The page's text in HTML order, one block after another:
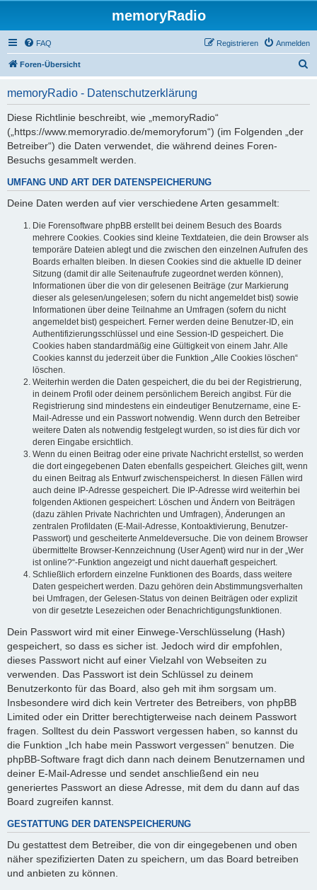
memoryRadio
FAQ Anmelden
Registrieren
Foren-Übersicht
memoryRadio - Datenschutzerklärung
Diese Richtlinie beschreibt, wie „memoryRadio“
(„https://www.memoryradio.de/memoryforum“) (im Folgenden „der
Betreiber“) die Daten verwendet, die während deines Foren-
Besuchs gesammelt werden.
UMFANG UND ART DER DATENSPEICHERUNG
Deine Daten werden auf vier verschiedene Arten gesammelt:
Die Forensoftware phpBB erstellt bei deinem Besuch des Boards
mehrere Cookies. Cookies sind kleine Textdateien, die dein Browser als
temporäre Dateien ablegt und die zwischen den einzelnen Aufrufen des
Boards erhalten bleiben. In diesen Cookies sind die aktuelle ID deiner
Sitzung (damit dir alle Seitenaufrufe zugeordnet werden können),
Informationen über die von dir gelesenen Beiträge (zur Markierung
dieser als gelesen/ungelesen; sofern du nicht angemeldet bist) sowie
Informationen über deine Teilnahme an Umfragen (sofern du nicht
angemeldet bist) gespeichert. Ferner werden deine Benutzer-ID, ein
Authentifizierungsschlüssel und eine Session-ID gespeichert. Die
Cookies haben standardmäßig eine Gültigkeit von einem Jahr. Alle
Cookies kannst du jederzeit über die Funktion „Alle Cookies löschen“
löschen.
Weiterhin werden die Daten gespeichert, die du bei der Registrierung,
in deinem Profil oder deinem persönlichem Bereich angibst. Für die
Registrierung sind mindestens ein eindeutiger Benutzername, eine E-
Mail-Adresse und ein Passwort notwendig. Wenn durch den Betreiber
weitere Daten als notwendig festgelegt wurden, so ist dies für dich vor
deren Eingabe ersichtlich.
Wenn du einen Beitrag oder eine private Nachricht erstellst, so werden
die dort eingegebenen Daten ebenfalls gespeichert. Gleiches gilt, wenn
du einen Beitrag als Entwurf zwischenspeicherst. In diesen Fällen wird
auch deine IP-Adresse gespeichert. Die IP-Adresse wird weiterhin bei
folgenden Aktionen gespeichert: Löschen und Ändern von Beiträgen
(dazu zählen Private Nachrichten und Umfragen), Änderungen an
zentralen Profildaten (E-Mail-Adresse, Kontoaktivierung, Benutzer-
Passwort) und gescheiterte Anmeldeversuche. Die von deinem Browser
übermittelte Browser-Kennzeichnung (User Agent) wird nur in der „Wer
ist online?“-Funktion angezeigt und nicht dauerhaft gespeichert.
Schließlich erfordern einzelne Funktionen des Boards, dass weitere
Daten gespeichert werden. Dazu gehören dein Abstimmungsverhalten
bei Umfragen, der Gelesen-Status von deinen Beiträgen oder explizit
von dir gesetzte Lesezeichen oder Benachrichtigungsfunktionen.
Dein Passwort wird mit einer Einwege-Verschlüsselung (Hash)
gespeichert, so dass es sicher ist. Jedoch wird dir empfohlen,
dieses Passwort nicht auf einer Vielzahl von Webseiten zu
verwenden. Das Passwort ist dein Schlüssel zu deinem
Benutzerkonto für das Board, also geh mit ihm sorgsam um.
Insbesondere wird dich kein Vertreter des Betreibers, von phpBB
Limited oder ein Dritter berechtigterweise nach deinem Passwort
fragen. Solltest du dein Passwort vergessen haben, so kannst du
die Funktion „Ich habe mein Passwort vergessen“ benutzen. Die
phpBB-Software fragt dich dann nach deinem Benutzernamen und
deiner E-Mail-Adresse und sendet anschließend ein neu
generiertes Passwort an diese Adresse, mit dem du dann auf das
Board zugreifen kannst.
GESTATTUNG DER DATENSPEICHERUNG
Du gestattest dem Betreiber, die von dir eingegebenen und oben
näher spezifizierten Daten zu speichern, um das Board betreiben
und anbieten zu können.